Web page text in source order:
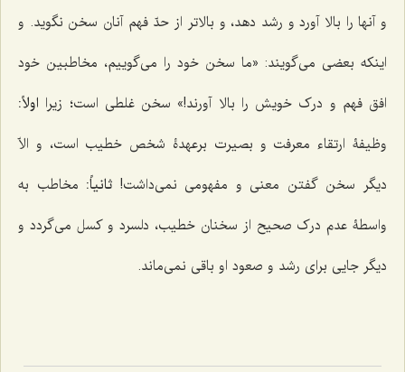
و آنها را بالا آورد و رشد دهد، و بالاتر از حدّ فهم آنان سخن نگوید. و
اینکه بعضی می‌گویند: «ما سخن خود را می‌گوییم، مخاطبین خود
افق فهم و درک خویش را بالا آورند!» سخن غلطی است؛ زیرا اولاً:
وظیفۀ ارتقاء معرفت و بصیرت برعهدۀ شخص خطیب است، و الاّ
دیگر سخن گفتن معنی و مفهومی نمی‌داشت! ثانیاً: مخاطب به
واسطۀ عدم درک صحیح از سخنان خطیب، دلسرد و کسل می‌گردد و
دیگر جایی برای رشد و صعود او باقی نمی‌ماند.